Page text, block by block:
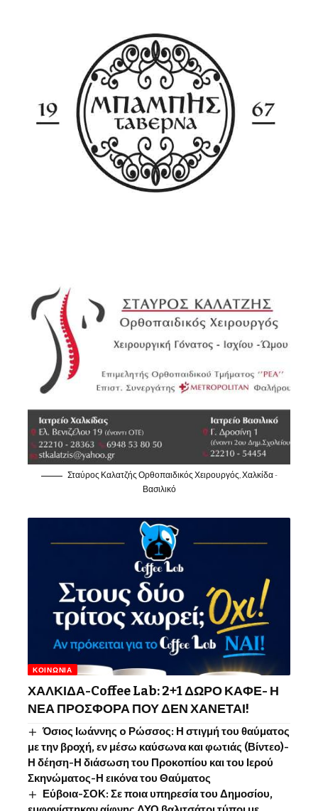
Σταύρος Καλατζής Ορθοπαιδικός Χειρουργός, Χαλκίδα -
Βασιλικό
ΚΟΙΝΩΝΊΑ
ΧΑΛΚΙΔΑ-Coffee Lab: 2+1 ΔΩΡΟ ΚΑΦΕ- Η
ΝΕΑ ΠΡΟΣΦΟΡΑ ΠΟΥ ΔΕΝ ΧΑΝΕΤΑΙ!
Όσιος Ιωάννης o Ρώσσος: Η στιγμή του θαύματος
με την βροχή, εν μέσω καύσωνα και φωτιάς (Βίντεο)-
Η δέηση-Η διάσωση του Προκοπίου και του Ιερού
Σκηνώματος-Η εικόνα του Θαύματος
Εύβοια-ΣΟΚ: Σε ποια υπηρεσία του Δημοσίου,